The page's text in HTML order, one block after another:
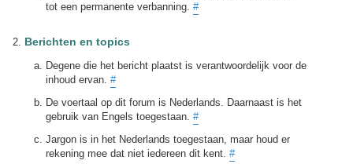
tot een permanente verbanning. #
Berichten en topics
Degene die het bericht plaatst is verantwoordelijk voor de
inhoud ervan. #
De voertaal op dit forum is Nederlands. Daarnaast is het
gebruik van Engels toegestaan. #
Jargon is in het Nederlands toegestaan, maar houd er
rekening mee dat niet iedereen dit kent. #